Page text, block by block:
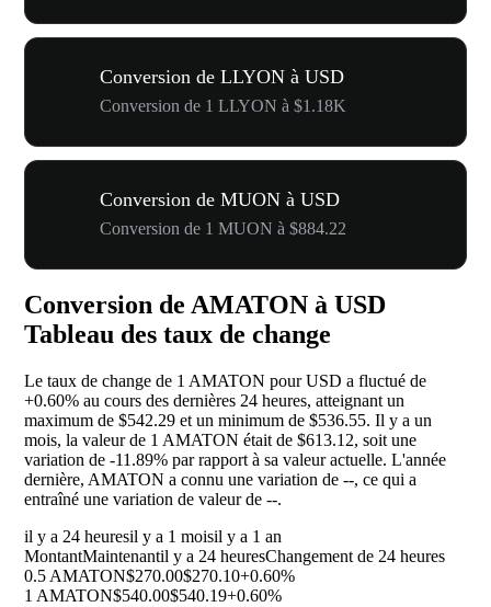
Conversion de LLYON à USD
Conversion de 1 LLYON à $1.18K
Conversion de MUON à USD
Conversion de 1 MUON à $884.22
Conversion de AMATON à USD
Tableau des taux de change
Le taux de change de 1 AMATON pour USD a fluctué de
+0.60% au cours des dernières 24 heures, atteignant un
maximum de $542.29 et un minimum de $536.55. Il y a un
mois, la valeur de 1 AMATON était de $613.12, soit une
variation de -11.89% par rapport à sa valeur actuelle. L'année
dernière, AMATON a connu une variation de --, ce qui a
entraîné une variation de valeur de --.
il y a 24 heuresil y a 1 moisil y a 1 an
MontantMaintenantil y a 24 heuresChangement de 24 heures
0.5 AMATON$270.00$270.10+0.60%
1 AMATON$540.00$540.19+0.60%